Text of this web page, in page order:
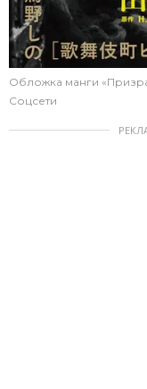
Обложка манги
Соцсети